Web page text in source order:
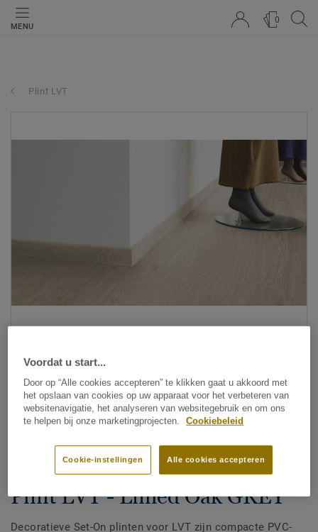
MENU
0
Plint LVT
Afwerking|Plinten
Plint LVT - Limed Oak GREY
Decoratieve Set-On plinten voor LVT zijn compacte PVC-
Voordat u start...
Door op “Alle cookies accepteren” te klikken gaat u akkoord met
het opslaan van cookies op uw apparaat voor het verbeteren van
websitenavigatie, het analyseren van websitegebruik en om ons
te helpen bij onze marketingprojecten.
Cookiebeleid
Alle cookies accepteren
Cookie-instellingen